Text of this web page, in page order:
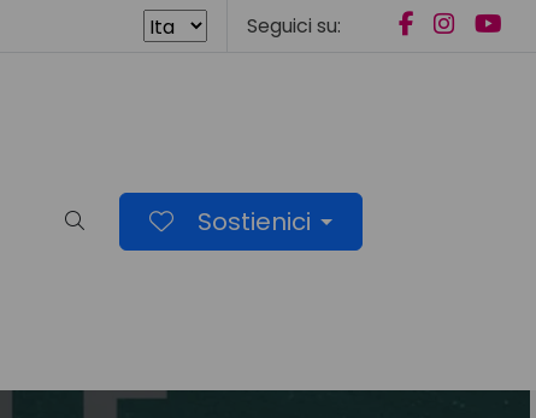
Seguici su:
Cerca nel sito
Sostienici